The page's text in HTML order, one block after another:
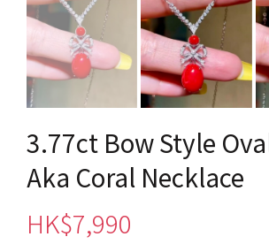
3.77ct Bow Style
Aka Coral Necklace
HK$7,990